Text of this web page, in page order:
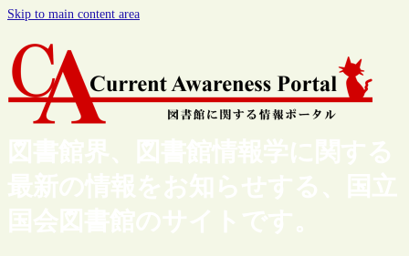
Skip to main content area
図書館界、図書館情報学に関する
最新の情報をお知らせする、国立
国会図書館のサイトです。